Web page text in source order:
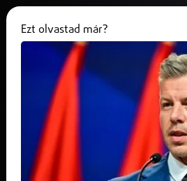
#USA
Ezt olvastad már?